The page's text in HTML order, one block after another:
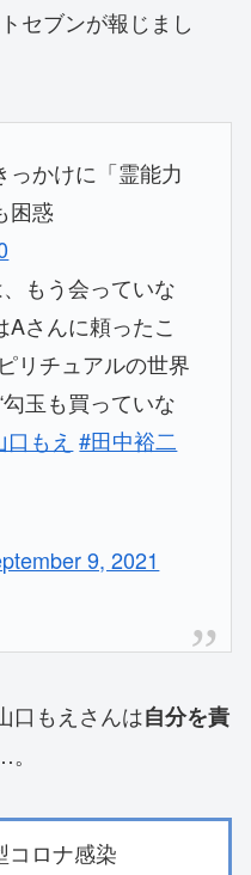
セブンが報じまし
っかけに「霊能力
困惑
もう会っていな
さんに頼ったこ
リチュアルの世界
玉も買っていな
口もえ #田中裕二
9, 2021
口もえさんは自分を責
コロナ感染